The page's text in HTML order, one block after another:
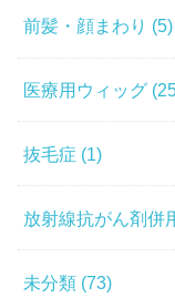
前髪・顔まわり (5)
医療用ウィッグ
抜毛症 (1)
放射線抗がん剤
未分類 (73)